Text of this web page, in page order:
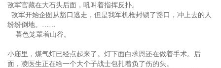
敌军官藏在大石头后面，吼叫着指挥反扑。
敌军开始企图从豁口逃走，但是我军机枪封锁了豁口，冲上去的人
纷纷倒地。……
暮色笼罩着山谷。
小庙里，煤气灯已经点起来了。灯下面白求恩还在做着手术。后
面，凌医生正在给一个大个子战士包扎着负了伤的头。